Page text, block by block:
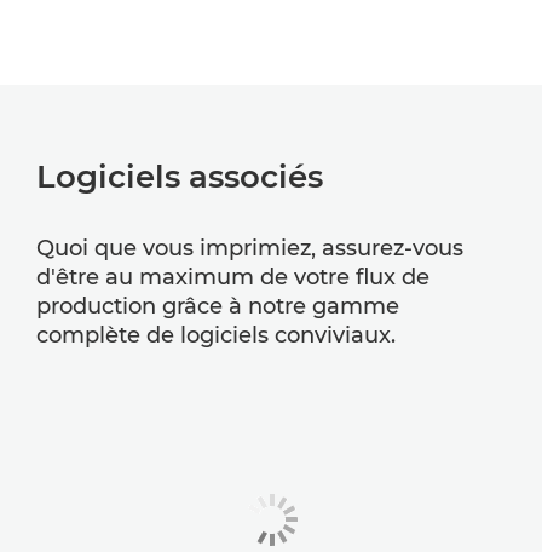
Logiciels associés
Quoi que vous imprimiez, assurez-vous
d'être au maximum de votre flux de
production grâce à notre gamme
complète de logiciels conviviaux.